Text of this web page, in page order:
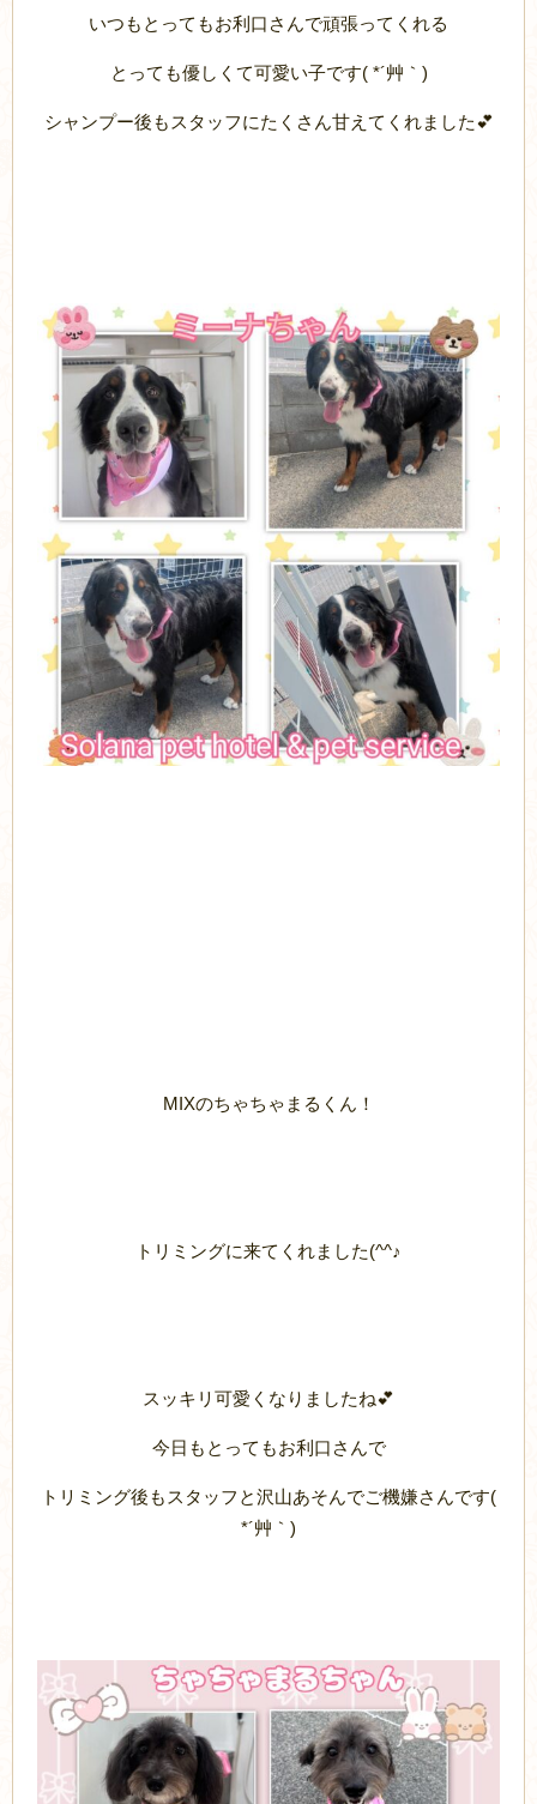
いつもとってもお利口さんで頑張ってくれる
とっても優しくて可愛い子です( *´艸｀)
シャンプー後もスタッフにたくさん甘えてくれました💕
MIXのちゃちゃまるくん！
トリミングに来てくれました(^^♪
スッキリ可愛くなりましたね💕
今日もとってもお利口さんで
トリミング後もスタッフと沢山あそんでご機嫌さんです(
*´艸｀)